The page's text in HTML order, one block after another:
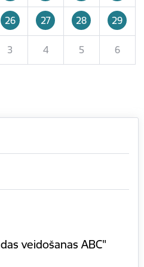
26 27 28 29
3 4 5 6
veidošanas ABC"